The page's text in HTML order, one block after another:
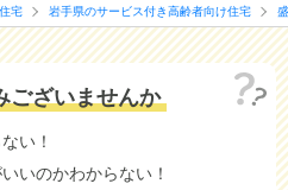
宅 岩手県のサービス付き高齢者向け住宅
ございませんか
い！
いのかわからない！